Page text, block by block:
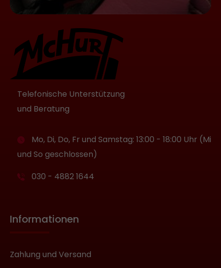
Telefonische Unterstützung
und Beratung
Mo, Di, Do, Fr und Samstag: 13:00 - 18:00 Uhr (Mi
und So geschlossen)
030 - 4882 1644
Informationen
Zahlung und Versand